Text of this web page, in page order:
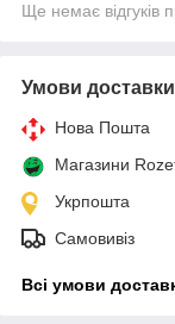
Ще немає відгуків
Умови доставки
Нова Пошта
Магазини
Укрпошта
Самовивіз
Всі умови